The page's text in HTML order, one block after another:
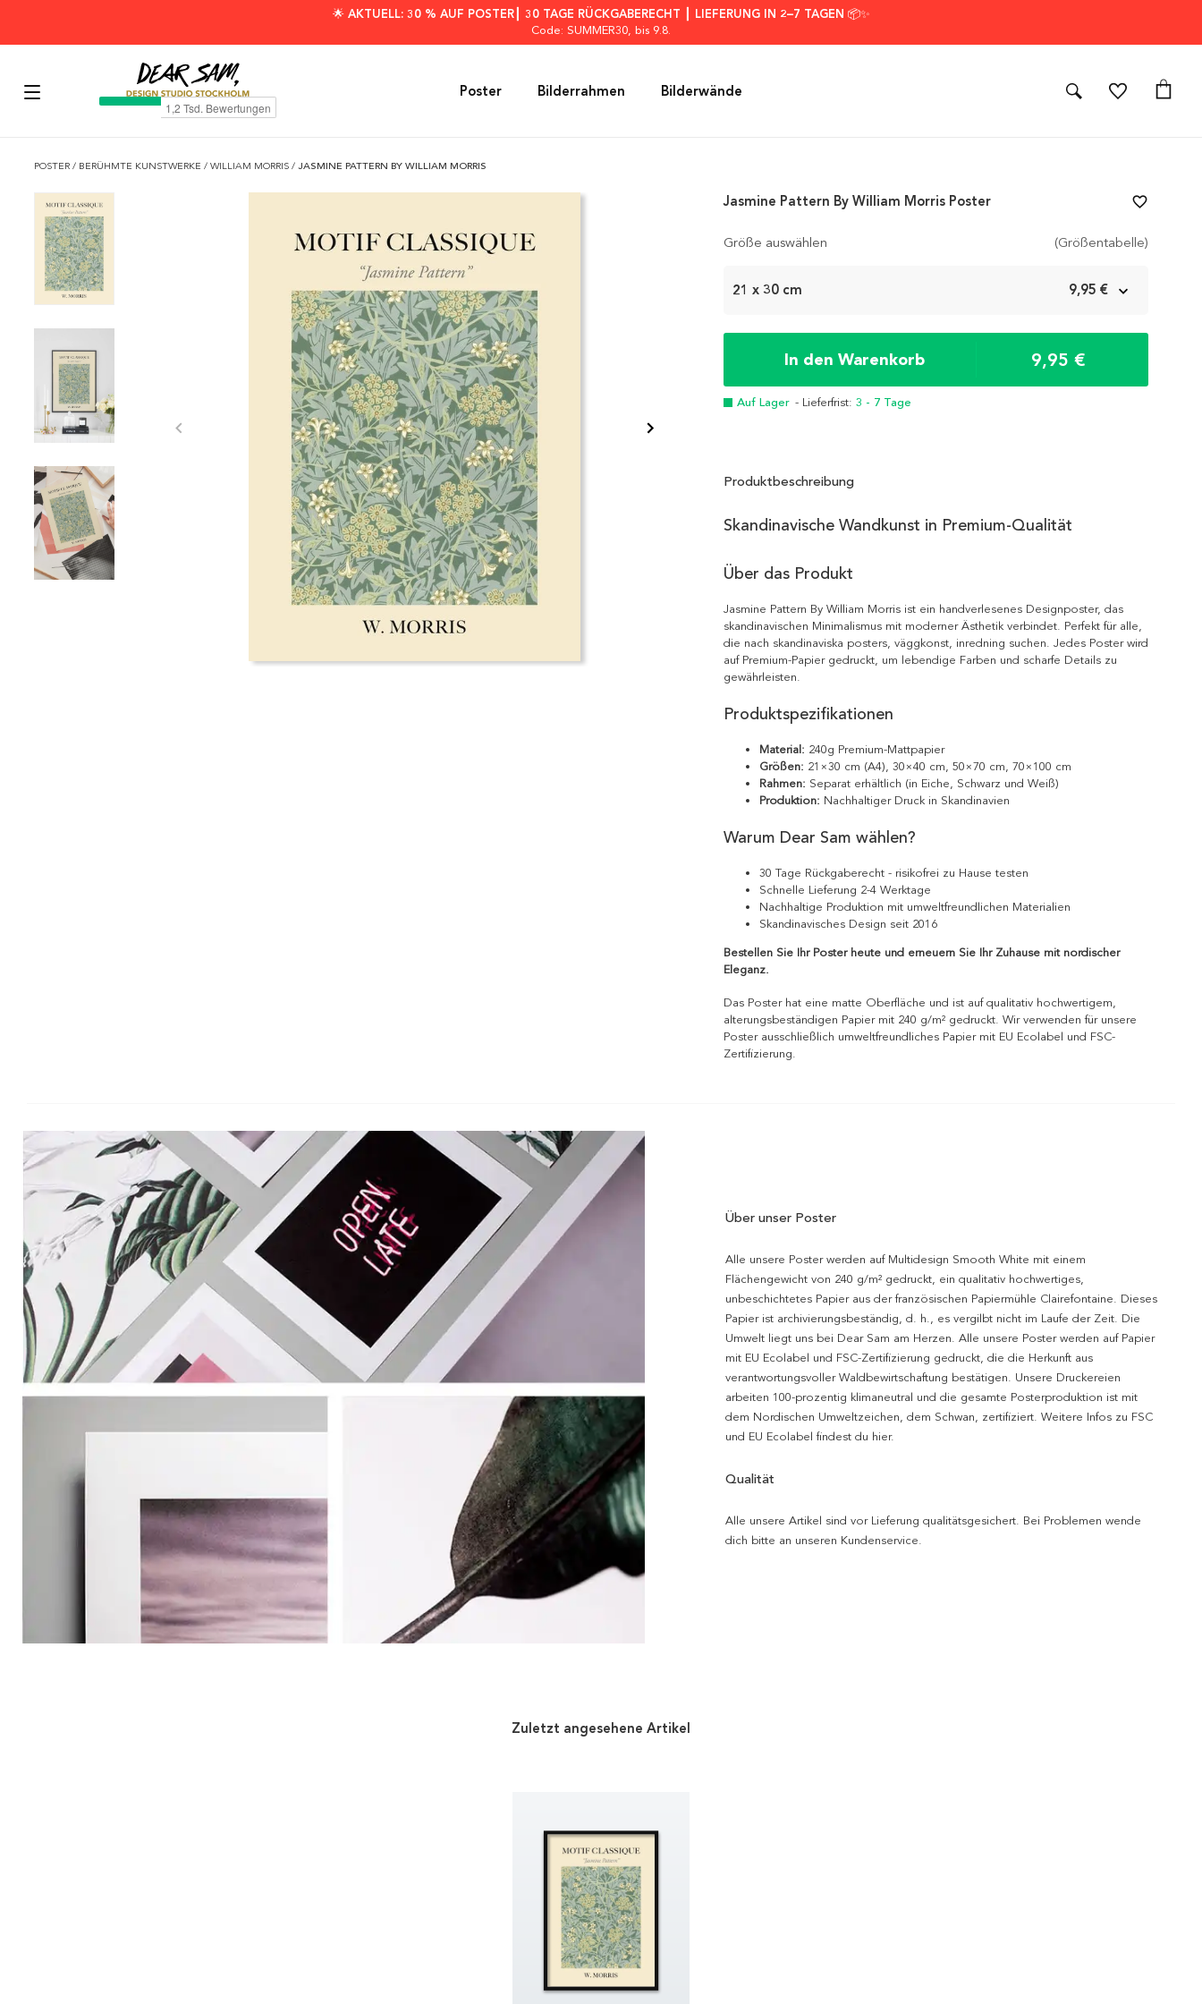
🌟 AKTUELL: 30 % AUF POSTER┃ 30 TAGE RÜCKGABERECHT ┃ LIEFERUNG IN 2–7 TAGEN 📦✨
Code: SUMMER30, bis 9.8.
Poster Bilderrahmen Bilderwände
POSTER / BERÜHMTE KUNSTWERKE / WILLIAM MORRIS / JASMINE PATTERN BY WILLIAM MORRIS
Größe auswählen (Größentabelle)
21 x 30 cm 9,95 €
In den Warenkorb 9,95 €
Auf Lager - Lieferfrist: 3 - 7 Tage
Jasmine Pattern By William Morris Poster favorite_border
Produktbeschreibung
Skandinavische Wandkunst in Premium-Qualität
Über das Produkt
Jasmine Pattern By William Morris ist ein handverlesenes Designposter, das
skandinavischen Minimalismus mit moderner Ästhetik verbindet. Perfekt für alle,
die nach skandinaviska posters, väggkonst, inredning suchen. Jedes Poster wird
auf Premium-Papier gedruckt, um lebendige Farben und scharfe Details zu
gewährleisten.
Produktspezifikationen
Material: 240g Premium-Mattpapier
Größen: 21×30 cm (A4), 30×40 cm, 50×70 cm, 70×100 cm
Rahmen: Separat erhältlich (in Eiche, Schwarz und Weiß)
Produktion: Nachhaltiger Druck in Skandinavien
Warum Dear Sam wählen?
30 Tage Rückgaberecht - risikofrei zu Hause testen
Schnelle Lieferung 2-4 Werktage
Nachhaltige Produktion mit umweltfreundlichen Materialien
Skandinavisches Design seit 2016
Bestellen Sie Ihr Poster heute und erneuern Sie Ihr Zuhause mit nordischer
Eleganz.
Das Poster hat eine matte Oberfläche und ist auf qualitativ hochwertigem,
alterungsbeständigen Papier mit 240 g/m² gedruckt. Wir verwenden für unsere
Poster ausschließlich umweltfreundliches Papier mit EU Ecolabel und FSC-
Zertifizierung.
Über unser Poster
Alle unsere Poster werden auf Multidesign Smooth White mit einem
Flächengewicht von 240 g/m² gedruckt, ein qualitativ hochwertiges,
unbeschichtetes Papier aus der französischen Papiermühle Clairefontaine. Dieses
Papier ist archivierungsbeständig, d. h., es vergilbt nicht im Laufe der Zeit. Die
Umwelt liegt uns bei Dear Sam am Herzen. Alle unsere Poster werden auf Papier
mit EU Ecolabel und FSC-Zertifizierung gedruckt, die die Herkunft aus
verantwortungsvoller Waldbewirtschaftung bestätigen. Unsere Druckereien
arbeiten 100-prozentig klimaneutral und die gesamte Posterproduktion ist mit
dem Nordischen Umweltzeichen, dem Schwan, zertifiziert. Weitere Infos zu FSC
und EU Ecolabel findest du hier.
Qualität
Alle unsere Artikel sind vor Lieferung qualitätsgesichert. Bei Problemen wende
dich bitte an unseren Kundenservice.
Zuletzt angesehene Artikel